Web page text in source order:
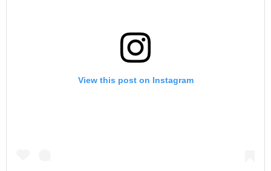
View this post on Instagram